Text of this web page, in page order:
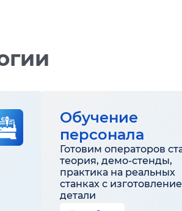
Обучение
персонала
Готовим операторов
теория, демо-стенды,
практика на реальных
станках с
детали